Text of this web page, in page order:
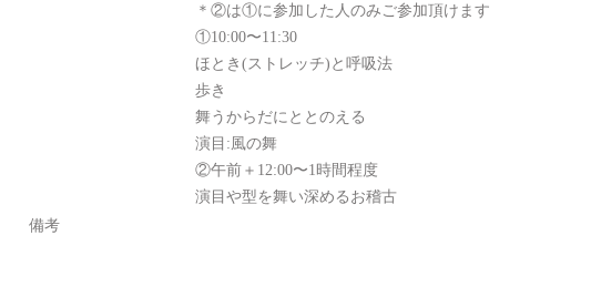
＊②は①に参加した人のみご参加頂けます
①10:00〜11:30
ほとき(ストレッチ)と呼吸法
歩き
舞うからだにととのえる
演目:風の舞
②午前＋12:00〜1時間程度
演目や型を舞い深めるお稽古
備考